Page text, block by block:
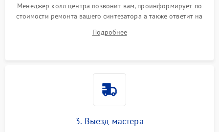
Менеджер колл центра позвонит вам, проинформирует по
стоимости ремонта вашего синтезатора а также ответит на
Подробнее
3. Выезд мастера